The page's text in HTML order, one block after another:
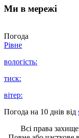
Ми в мережі
Погода
Рівне
вологість:
тиск:
вітер:
Погода на 10 днів від
Всі права